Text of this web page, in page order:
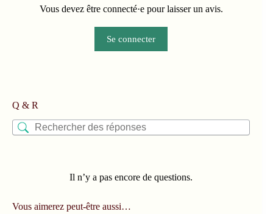
Vous devez être connecté·e pour laisser un avis.
Se connecter
Q & R
Il n’y a pas encore de questions.
Vous aimerez peut-être aussi…